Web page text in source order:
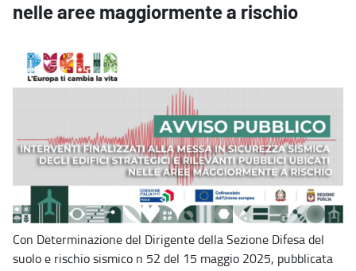
nelle aree maggiormente a rischio
Con Determinazione del Dirigente della Sezione Difesa del
suolo e rischio sismico n 52 del 15 maggio 2025, pubblicata